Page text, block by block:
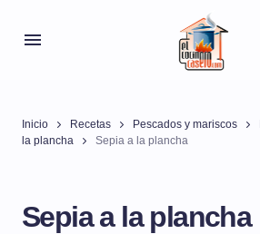
Inicio Recetas Pescados y mariscos
la plancha
Sepia a la plancha
Sepia a la plancha